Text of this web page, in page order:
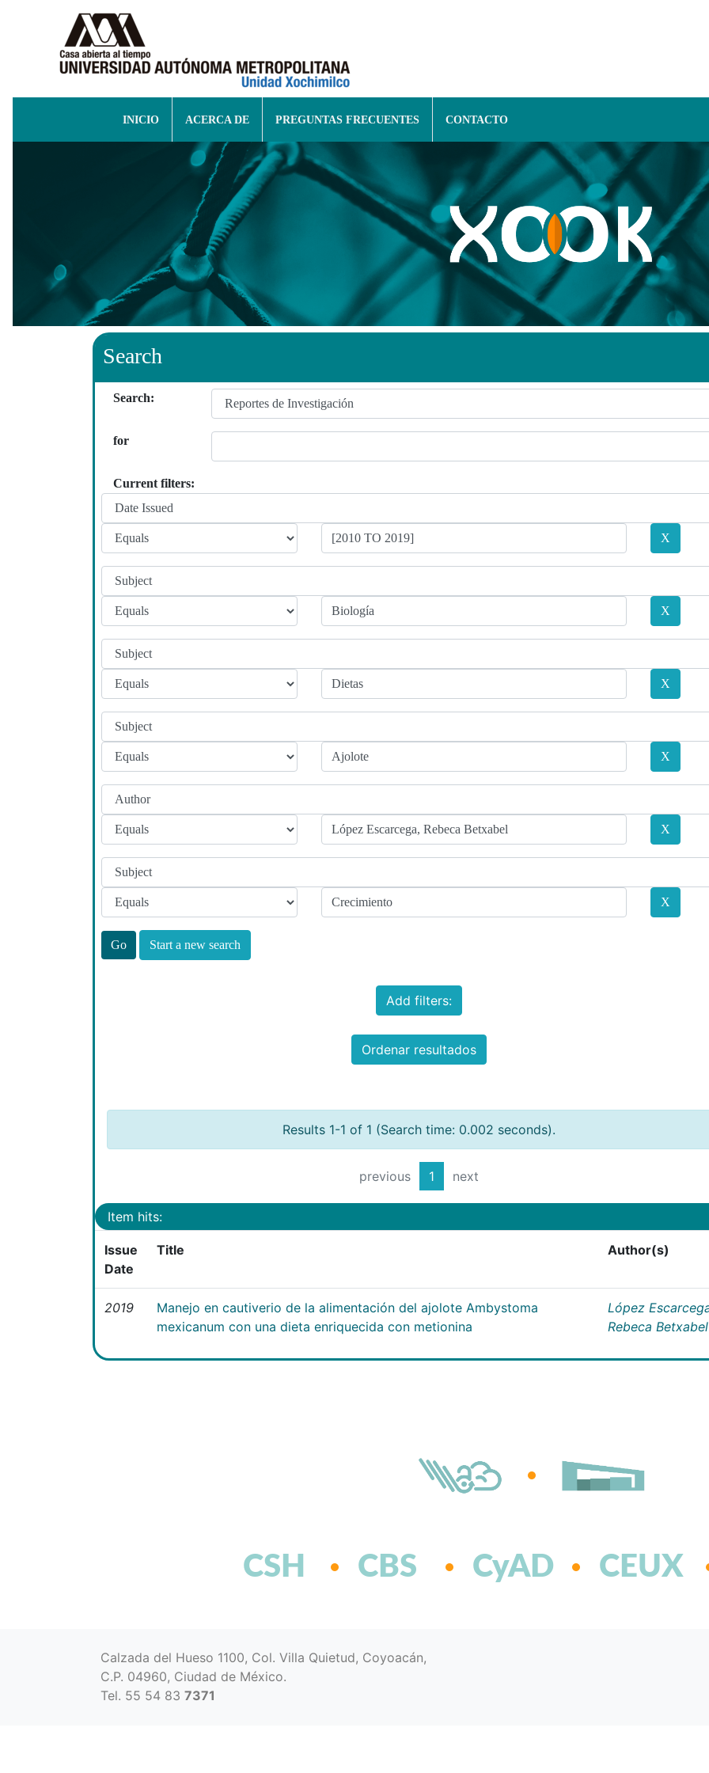
INICIO ACERCA DE PREGUNTAS FRECUENTES CONTACTO
Search
Search:
for
Current filters:
Start a new search
Add filters:
Ordenar resultados
Results 1-1 of 1 (Search time: 0.002 seconds).
previous 1 next
Item hits:
Issue
Date
Title Author(s)
2019
Manejo en cautiverio de la alimentación del ajolote Ambystoma
mexicanum con una dieta enriquecida con metionina
López
Rebeca Betxabel
CSH CBS CyAD CEUX
Calzada del Hueso 1100, Col. Villa Quietud, Coyoacán,
C.P. 04960, Ciudad de México.
Tel. 55 54 83 7371